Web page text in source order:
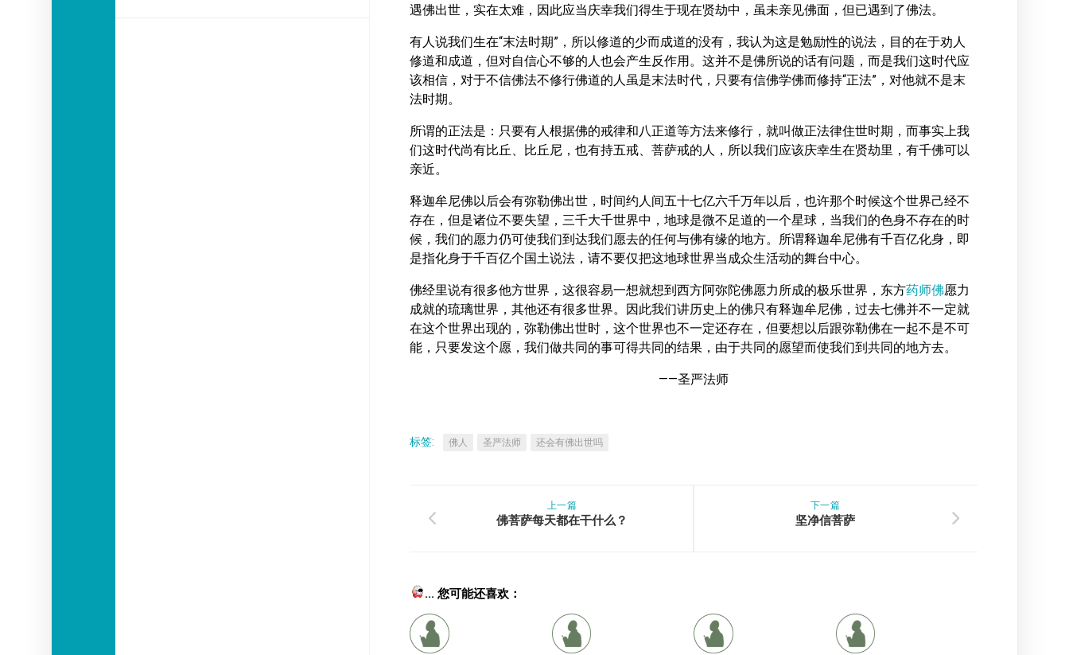
史
传
部
遇佛出世，实在太难，因此应当庆幸我们得生于现在贤劫中，虽未亲见佛面，但已遇到了佛法。
有人说我们生在“末法时期”，所以修道的少而成道的没有，我认为这是勉励性的说法，目的在于劝人
修道和成道，但对自信心不够的人也会产生反作用。这并不是佛所说的话有问题，而是我们这时代应
该相信，对于不信佛法不修行佛道的人虽是末法时代，只要有信佛学佛而修持“正法”，对他就不是末
法时期。
所谓的正法是：只要有人根据佛的戒律和八正道等方法来修行，就叫做正法律住世时期，而事实上我
们这时代尚有比丘、比丘尼，也有持五戒、菩萨戒的人，所以我们应该庆幸生在贤劫里，有千佛可以
亲近。
释迦牟尼佛以后会有弥勒佛出世，时间约人间五十七亿六千万年以后，也许那个时候这个世界己经不
存在，但是诸位不要失望，三千大千世界中，地球是微不足道的一个星球，当我们的色身不存在的时
候，我们的愿力仍可使我们到达我们愿去的任何与佛有缘的地方。所谓释迦牟尼佛有千百亿化身，即
是指化身于千百亿个国土说法，请不要仅把这地球世界当成众生活动的舞台中心。
佛经里说有很多他方世界，这很容易一想就想到西方阿弥陀佛愿力所成的极乐世界，东方药师佛愿力
成就的琉璃世界，其他还有很多世界。因此我们讲历史上的佛只有释迦牟尼佛，过去七佛并不一定就
在这个世界出现的，弥勒佛出世时，这个世界也不一定还存在，但要想以后跟弥勒佛在一起不是不可
能，只要发这个愿，我们做共同的事可得共同的结果，由于共同的愿望而使我们到共同的地方去。
——圣严法师
标签: 佛人 圣严法师 还会有佛出世吗
下一篇
坚净信菩萨
上一篇
佛菩萨每天都在干什么？
... 您可能还喜欢：